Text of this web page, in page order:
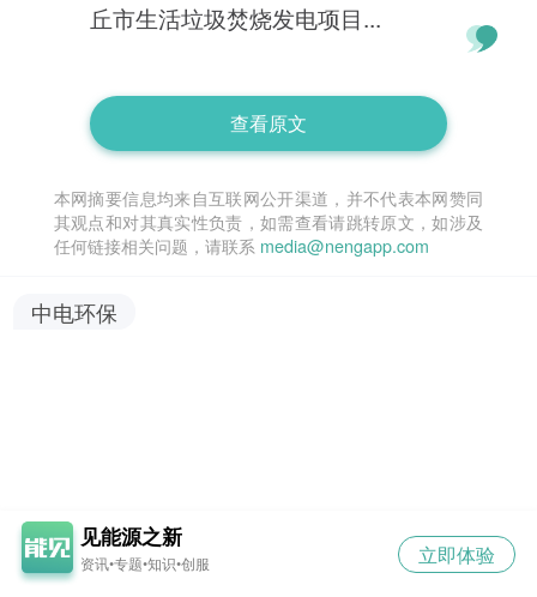
丘市生活垃圾焚烧发电项目...
查看原文
本网摘要信息均来自互联网公开渠道，并不代表本网赞同
其观点和对其真实性负责，如需查看请跳转原文，如涉及
任何链接相关问题，请联系 media@nengapp.com
中电环保
见能源之新
资讯•专题•知识•创服 立即体验